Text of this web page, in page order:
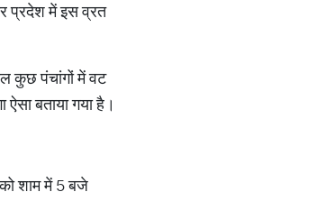
प्रदेश में इस व्रत
कुछ पंचांगों में वट
बताया गया है।
शाम में 5 बजे